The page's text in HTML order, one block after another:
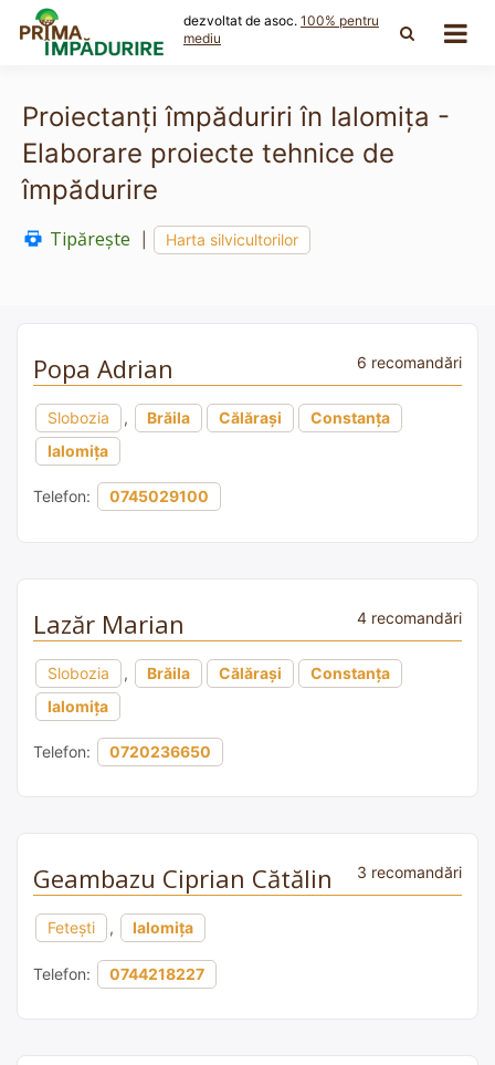
content
dezvoltat de asoc. 100% pentru
mediu
Proiectanți împăduriri în Ialomița -
Elaborare proiecte tehnice de
împădurire
Tipărește Harta silvicultorilor
Popa Adrian 6 recomandări
Slobozia , Brăila Călărași
Constanța
Ialomița
Telefon: 0745029100
Lazăr Marian 4 recomandări
Slobozia , Brăila Călărași
Constanța
Ialomița
Telefon: 0720236650
Geambazu Ciprian Cătălin 3 recomandări
Fetești , Ialomița
Telefon: 0744218227